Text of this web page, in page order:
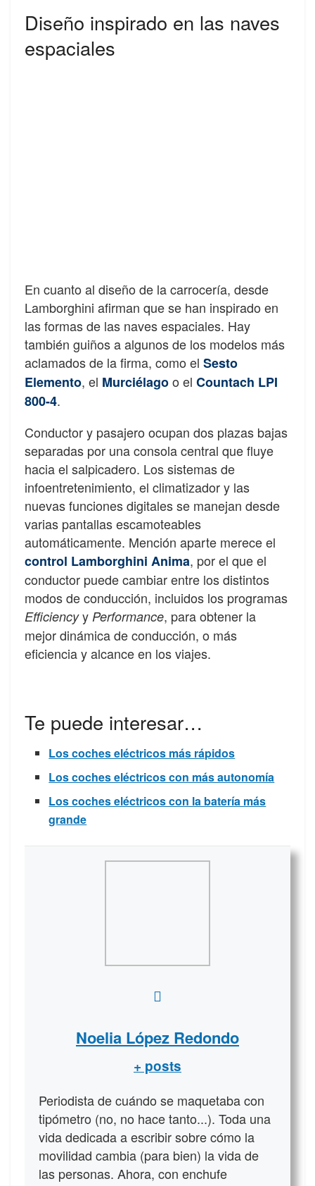
Diseño inspirado en las naves
espaciales
En cuanto al diseño de la carrocería, desde
Lamborghini afirman que se han inspirado en
las formas de las naves espaciales. Hay
también guiños a algunos de los modelos más
aclamados de la firma, como el Sesto
Elemento, el Murciélagoo el Countach LPI
800-4.
Conductor y pasajero ocupan dos plazas bajas
separadas por una consola central que fluye
hacia el salpicadero. Los sistemas de
infoentretenimiento, el climatizador y las
nuevas funciones digitales se manejan desde
varias pantallas escamoteables
automáticamente. Mención aparte merece el
control Lamborghini Anima, por el que el
conductor puede cambiar entre los distintos
modos de conducción, incluidos los programas
Efficiencyy Performance, para obtener la
mejor dinámica de conducción, o más
eficiencia y alcance en los viajes.
Te puede interesar…
Los coches eléctricos más rápidos
Los coches eléctricos con más autonomía
Los coches eléctricos con la batería más
grande
Noelia López Redondo
+ posts
Periodista de cuándo se maquetaba con
tipómetro (no, no hace tanto...). Toda una
vida dedicada a escribir sobre cómo la
movilidad cambia (para bien) la vida de
las personas. Ahora, con enchufe